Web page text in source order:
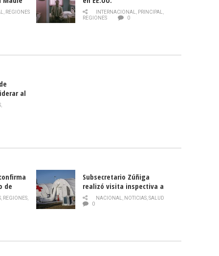
de la
, REGIONES
INTERNACIONAL, PRINCIPAL,
REGIONES
0
al
,
de
, REGIONES,
Subsecretario Zúñiga
realizó visita inspectiva a
Hospital Modular Sótero del
Río
NACIONAL, NOTICIAS,SALUD
0